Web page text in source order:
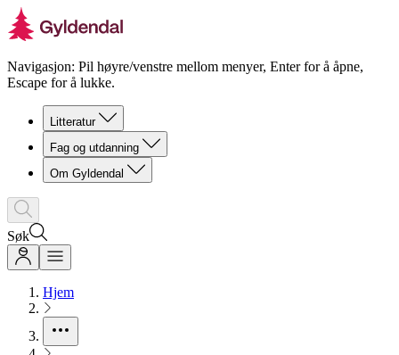
Navigasjon: Pil høyre/venstre mellom menyer, Enter for å åpne,
Escape for å lukke.
Litteratur
Fag og utdanning
Om Gyldendal
Søk
Hjem